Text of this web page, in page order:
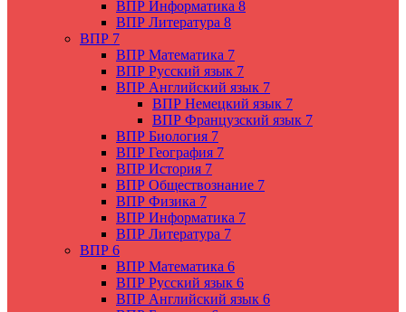
ВПР Информатика 8
ВПР Литература 8
ВПР 7
ВПР Математика 7
ВПР Русский язык 7
ВПР Английский язык 7
ВПР Немецкий язык 7
ВПР Французский язык 7
ВПР Биология 7
ВПР География 7
ВПР История 7
ВПР Обществознание 7
ВПР Физика 7
ВПР Информатика 7
ВПР Литература 7
ВПР 6
ВПР Математика 6
ВПР Русский язык 6
ВПР Английский язык 6